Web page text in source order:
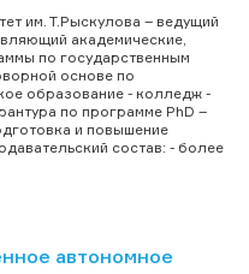
им. Т.Рыскулова – ведущий
академические,
по государственным
основе по
образование - колледж -
по программе PhD –
и повышение
состав: - более
автономное